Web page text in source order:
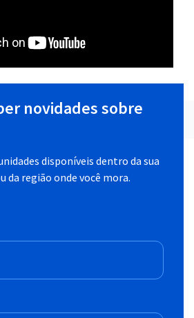
novidades sobre
disponíveis dentro da sua
da região onde você mora.